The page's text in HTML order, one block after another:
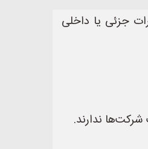
جزئی یا داخلی
ندارند.